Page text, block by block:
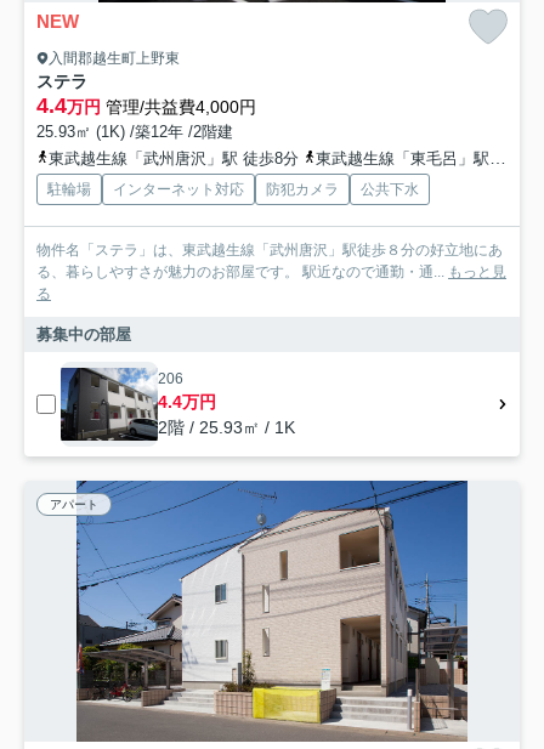
NEW
入間郡越生町上野東
ステラ
4.4万円 管理/共益費4,000円
25.93㎡ (1K) /築12年 /2階建
東武越生線「武州唐沢」駅 徒歩8分
東武越生線「東毛呂」駅 徒歩16分
駐輪場 インターネット対応 防犯カメラ 公共下水
物件名「ステラ」は、東武越生線「武州唐沢」駅徒歩８分の好立地にあ
る、暮らしやすさが魅力のお部屋です。 駅近なので通勤・通... もっと見
る
募集中の部屋
206
4.4万円
2階 / 25.93㎡ / 1K
アパート